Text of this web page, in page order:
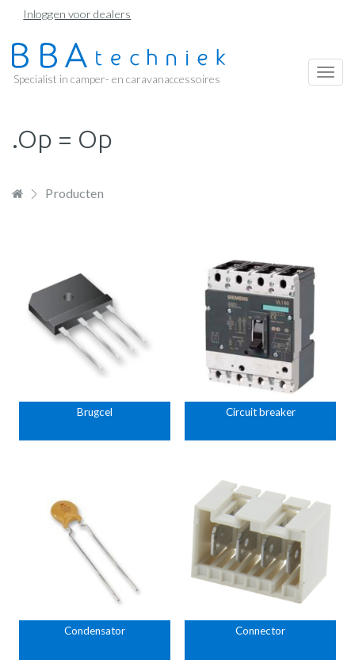
Overslaan
naar
de
Inloggen voor dealers
Specialist in camper- en caravanaccessoires
.Op = Op
Producten
Brugcel Circuit breaker
Condensator Connector